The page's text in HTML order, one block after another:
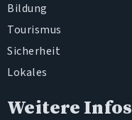
Bildung
Tourismus
Sicherheit
Lokales
Weitere Infos